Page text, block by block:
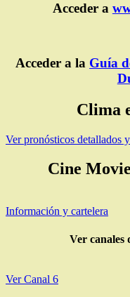
Acceder a
Acceder a la Guía
Clima
Ver pronósticos detallados
Cine
Información y cartelera
Ver canales
Ver Canal 6